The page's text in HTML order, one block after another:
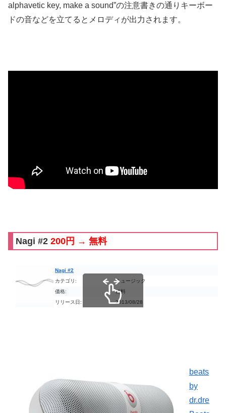
alphavetic key, make a sound”の注意書きの通りキーボー
ドの音などを立てるとメロディが出力されます。
Nagi #2 200円 → 無料
Nagi #2
カテゴリ:
ミュージック
価格:
無料
リリース日:
2013/08/28
beats
by
dr.dre